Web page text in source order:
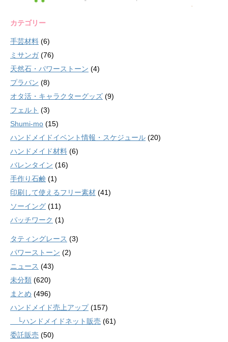
カテゴリー
手芸材料 (6)
ミサンガ(76)
天然石・パワーストーン (4)
プラバン (8)
オタ活・キャラクターグッズ (9)
フェルト (3)
Shumi-mo (15)
ハンドメイドイベント情報・スケジュール (20)
ハンドメイド材料 (6)
バレンタイン (16)
手作り石鹸 (1)
印刷して使えるフリー素材 (41)
ソーイング (11)
パッチワーク (1)
タティングレース (3)
パワーストーン (2)
ニュース (43)
未分類 (620)
まとめ (496)
ハンドメイド売上アップ(157)
└ハンドメイドネット販売 (61)
委託販売 (50)